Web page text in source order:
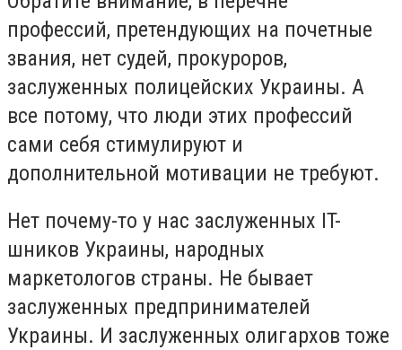
профессий, претендующих на почетные
звания, нет судей, прокуроров,
заслуженных полицейских Украины. А
все потому, что люди этих профессий
сами себя стимулируют и
дополнительной мотивации не требуют.
Нет почему-то у нас заслуженных IT-
шников Украины, народных
маркетологов страны. Не бывает
заслуженных предпринимателей
Украины. И заслуженных олигархов тоже